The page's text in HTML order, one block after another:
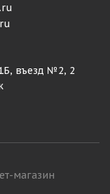
въезд №2, 2
магазин